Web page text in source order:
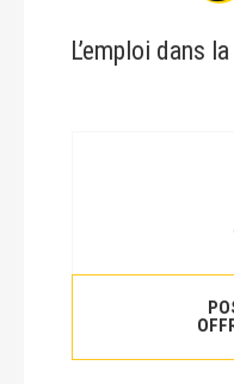
L’emploi dans